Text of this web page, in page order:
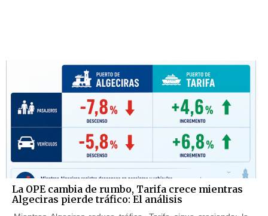
La OPE cambia de rumbo, Tarifa crece mientras
Algeciras pierde tráfico: El análisis